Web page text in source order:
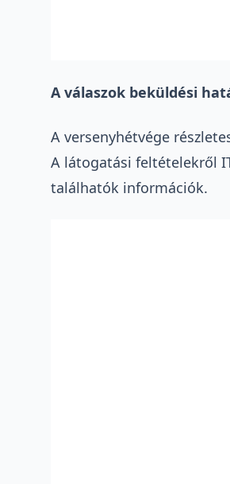
A válaszok beküldési
A versenyhétvége
A látogatási feltételekről
találhatók információk.